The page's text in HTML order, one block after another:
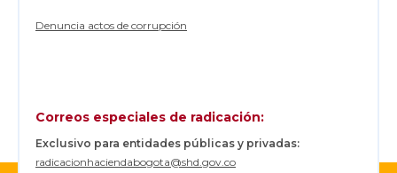
Denuncia actos de corrupción
Correos especiales de radicación:
Exclusivo para entidades públicas y privadas:
radicacionhaciendabogota@shd.gov.co